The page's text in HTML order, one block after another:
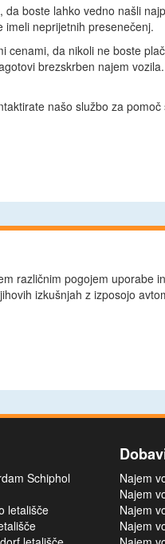
boste lahko vedno našli
neprijetnih presenečenj.
cenami, da nikoli ne boste
brezskrben najem
našo službo za
različnim pogojem uporabe
izkušnjah z izposojo
Schiphol
letališče
Najem
Najem
Najem
Najem